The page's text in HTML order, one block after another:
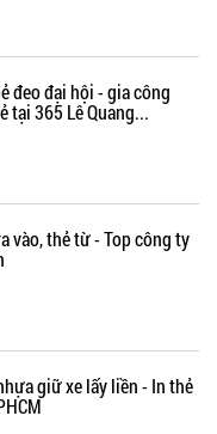
đeo đại hội - gia công
tại 365 Lê Quang...
vào, thẻ từ - Top công ty
giữ xe lấy liền - In thẻ